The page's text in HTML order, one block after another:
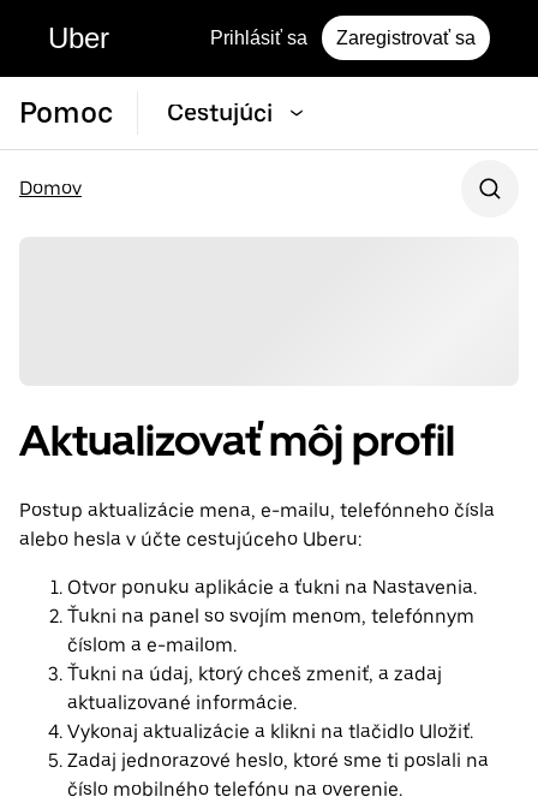
Uber Prihlásiť sa Zaregistrovať sa
Pomoc Cestujúci
Domov
Aktualizovať môj profil
Postup aktualizácie mena, e-mailu, telefónneho čísla
alebo hesla v účte cestujúceho Uberu:
Otvor ponuku aplikácie a ťukni na Nastavenia.
Ťukni na panel so svojím menom, telefónnym
číslom a e-mailom.
Ťukni na údaj, ktorý chceš zmeniť, a zadaj
aktualizované informácie.
Vykonaj aktualizácie a klikni na tlačidlo Uložiť.
Zadaj jednorazové heslo, ktoré sme ti poslali na
číslo mobilného telefónu na overenie.